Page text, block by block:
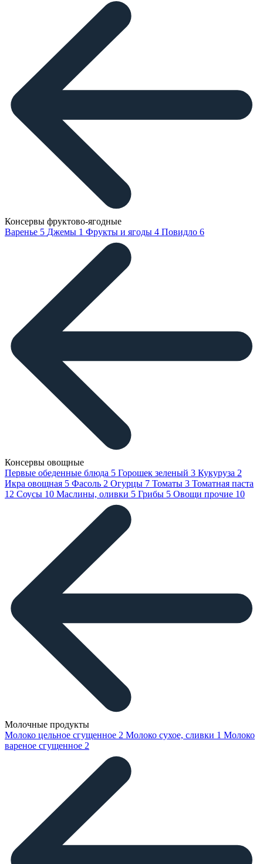
Консервы фруктово-ягодные
Варенье 5 Джемы 1 Фрукты и ягоды 4 Повидло 6
Консервы овощные
Первые обеденные блюда 5 Горошек зеленый 3 Кукуруза 2
Икра овощная 5 Фасоль 2 Огурцы 7 Томаты 3 Томатная паста
12 Соусы 10 Маслины, оливки 5 Грибы 5 Овощи прочие 10
Молочные продукты
Молоко цельное сгущенное 2 Молоко сухое, сливки 1 Молоко
вареное сгущенное 2